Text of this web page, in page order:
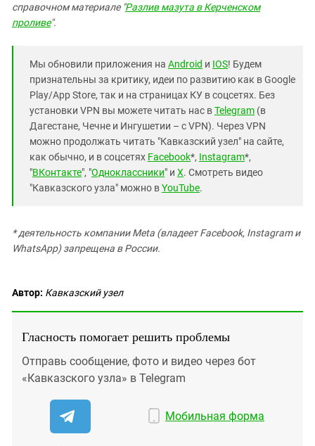
справочном материале "Разлив мазута в Керченском
проливе".
Мы обновили приложения на Android и IOS! Будем
признательны за критику, идеи по развитию как в Google
Play/App Store, так и на страницах КУ в соцсетях. Без
установки VPN вы можете читать нас вTelegram (в
Дагестане, Чечне и Ингушетии – с VPN). Через VPN
можно продолжать читать "Кавказский узел" на сайте,
как обычно, и в соцсетях Facebook*, Instagram*,
"ВКонтакте", "Одноклассники" и X. Смотреть видео
"Кавказского узла" можно вYouTube.
* деятельность компании Meta (владеет Facebook, Instagram и
WhatsApp) запрещена в России.
Автор: Кавказский узел
Гласность помогает решить проблемы
Отправь сообщение, фото и видео через бот
«Кавказского узла» в Telegram
Мобильная форма